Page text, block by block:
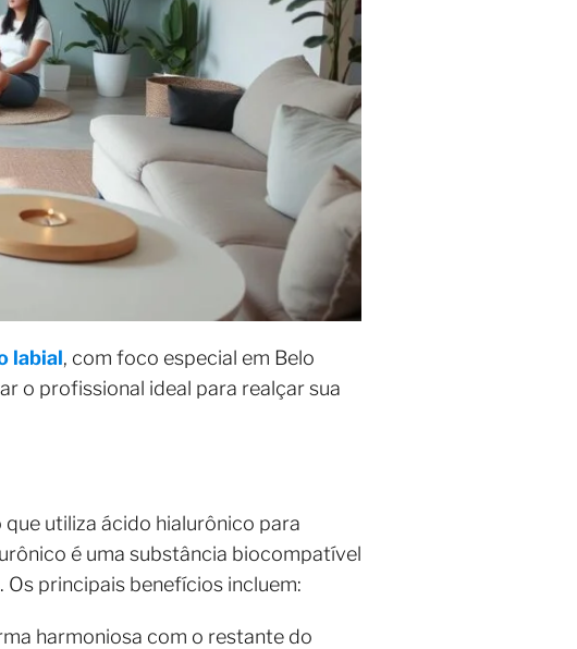
labial, com foco especial em Belo
o profissional ideal para realçar sua
utiliza ácido hialurônico para
é uma substância biocompatível
principais benefícios incluem:
harmoniosa com o restante do